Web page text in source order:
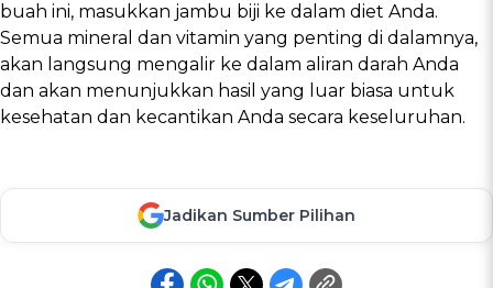
buah ini, masukkan jambu biji ke dalam diet Anda.
Semua mineral dan vitamin yang penting di dalamnya,
akan langsung mengalir ke dalam aliran darah Anda
dan akan menunjukkan hasil yang luar biasa untuk
kesehatan dan kecantikan Anda secara keseluruhan.
Jadikan Sumber Pilihan